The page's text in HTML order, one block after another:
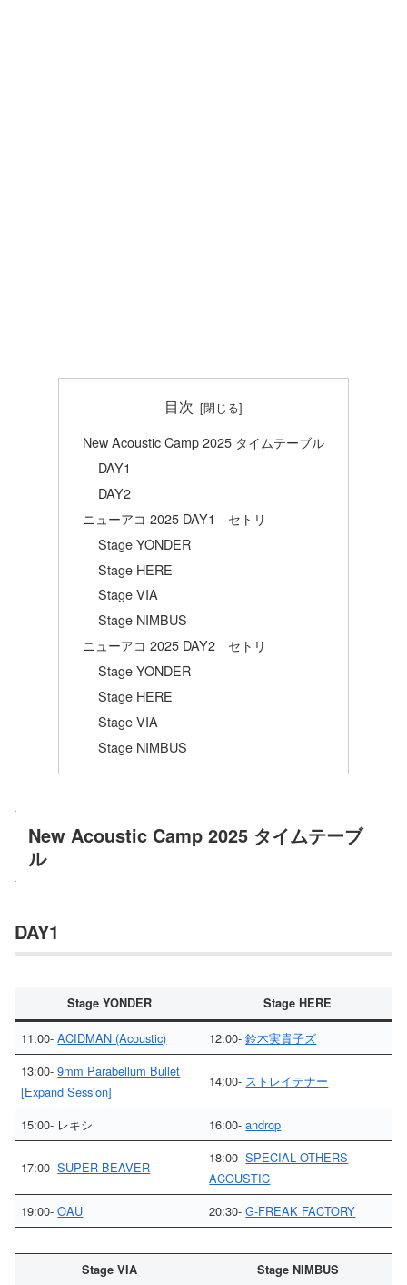
目次
New Acoustic Camp 2025 タイムテーブル
DAY1
DAY2
ニューアコ 2025 DAY1 セトリ
Stage YONDER
Stage HERE
Stage VIA
Stage NIMBUS
ニューアコ 2025 DAY2 セトリ
Stage YONDER
Stage HERE
Stage VIA
Stage NIMBUS
New Acoustic Camp 2025 タイムテーブ
ル
DAY1
Stage YONDER Stage HERE
11:00-ACIDMAN (Acoustic) 12:00-鈴木実貴子ズ
13:00-9mm Parabellum Bullet
[Expand Session]
14:00- ストレイテナー
15:00- レキシ 16:00-androp
17:00-SUPER BEAVER
18:00-SPECIAL OTHERS
ACOUSTIC
19:00-OAU 20:30-G-FREAK FACTORY
Stage VIA Stage NIMBUS